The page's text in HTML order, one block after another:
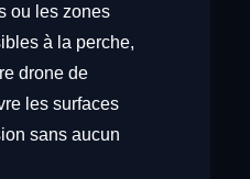
ou les zones
à la perche,
drone de
les surfaces
sans aucun